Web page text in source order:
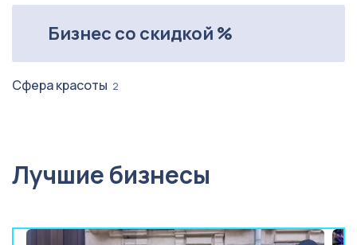
Бизнес со скидкой %
Сфера красоты 2
Лучшие бизнесы